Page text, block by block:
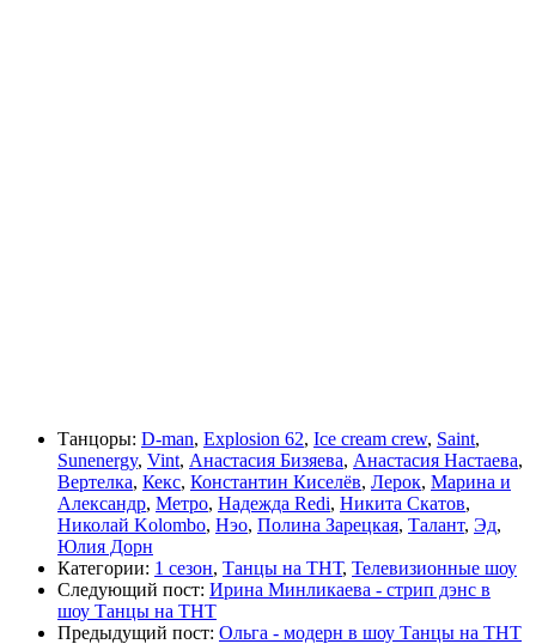
Танцоры: D-man, Explosion 62, Ice cream crew, Saint,
Sunenergy, Vint, Анастасия Бизяева, Анастасия Настаева,
Вертелка, Кекс, Константин Киселёв, Лерок, Марина и
Александр, Метро, Надежда Redi, Никита Скатов,
Николай Kolombo, Нэо, Полина Зарецкая, Талант, Эд,
Юлия Дорн
Категории: 1 сезон, Танцы на ТНТ, Телевизионные шоу
Следующий пост: Ирина Минликаева - стрип дэнс в
шоу Танцы на ТНТ
Предыдущий пост: Ольга - модерн в шоу Танцы на ТНТ